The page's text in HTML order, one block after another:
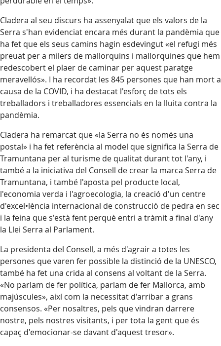
Cladera al seu discurs ha assenyalat que els valors de la
Serra s'han evidenciat encara més durant la pandèmia que
ha fet que els seus camins hagin esdevingut «el refugi més
preuat per a milers de mallorquins i mallorquines que hem
redescobert el plaer de caminar per aquest paratge
meravellós». I ha recordat les 845 persones que han mort a
causa de la COVID, i ha destacat l'esforç de tots els
treballadors i treballadores essencials en la lluita contra la
pandèmia.
Cladera ha remarcat que «la Serra no és només una
postal» i ha fet referència al model que significa la Serra de
Tramuntana per al turisme de qualitat durant tot l'any, i
també a la iniciativa del Consell de crear la marca Serra de
Tramuntana, i també l'aposta pel producte local,
l'economia verda i l'agroecologia, la creació d'un centre
d'excel•lència internacional de construcció de pedra en sec
i la feina que s'està fent perquè entri a tràmit a final d'any
la Llei Serra al Parlament.
La presidenta del Consell, a més d'agrair a totes les
persones que varen fer possible la distinció de la UNESCO,
també ha fet una crida al consens al voltant de la Serra.
«No parlam de fer política, parlam de fer Mallorca, amb
majúscules», així com la necessitat d'arribar a grans
consensos. «Per nosaltres, pels que vindran darrere
nostre, pels nostres visitants, i per tota la gent que és
capaç d'emocionar-se davant d'aquest tresor».